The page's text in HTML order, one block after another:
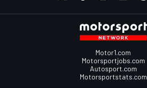
Motor1.com
Motorsportjobs.com
Autosport.com
Motorsportstats.com